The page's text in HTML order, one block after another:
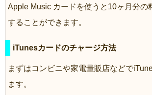
Apple Music カードを使うと10ヶ月分の
することができます。
iTunesカードのチャージ方法
まずはコンビニや家電量販店などで
ます。